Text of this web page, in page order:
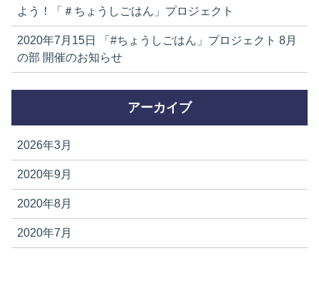
よう！「＃ちょうしごはん」プロジェクト
2020年7月15日
「#ちょうしごはん」プロジェクト 8月
の部 開催のお知らせ
アーカイブ
2026年3月
2020年9月
2020年8月
2020年7月